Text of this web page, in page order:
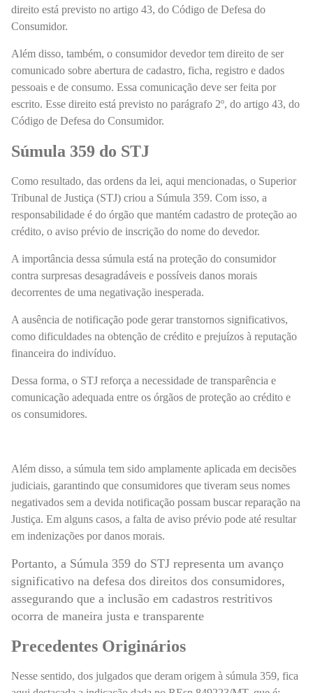
direito está previsto no artigo 43, do Código de Defesa do
Consumidor.
Além disso, também, o consumidor devedor tem direito de ser
comunicado sobre abertura de cadastro, ficha, registro e dados
pessoais e de consumo. Essa comunicação deve ser feita por
escrito. Esse direito está previsto no parágrafo 2º, do artigo 43, do
Código de Defesa do Consumidor.
Súmula 359 do STJ
Como resultado, das ordens da lei, aqui mencionadas, o Superior
Tribunal de Justiça (STJ) criou a Súmula 359. Com isso, a
responsabilidade é do órgão que mantém cadastro de proteção ao
crédito, o aviso prévio de inscrição do nome do devedor.
A importância dessa súmula está na proteção do consumidor
contra surpresas desagradáveis e possíveis danos morais
decorrentes de uma negativação inesperada.
A ausência de notificação pode gerar transtornos significativos,
como dificuldades na obtenção de crédito e prejuízos à reputação
financeira do indivíduo.
Dessa forma, o STJ reforça a necessidade de transparência e
comunicação adequada entre os órgãos de proteção ao crédito e
os consumidores.
Além disso, a súmula tem sido amplamente aplicada em decisões
judiciais, garantindo que consumidores que tiveram seus nomes
negativados sem a devida notificação possam buscar reparação na
Justiça. Em alguns casos, a falta de aviso prévio pode até resultar
em indenizações por danos morais.
Portanto, a Súmula 359 do STJ representa um avanço
significativo na defesa dos direitos dos consumidores,
assegurando que a inclusão em cadastros restritivos
ocorra de maneira justa e transparente
Precedentes Originários
Nesse sentido, dos julgados que deram origem à súmula 359, fica